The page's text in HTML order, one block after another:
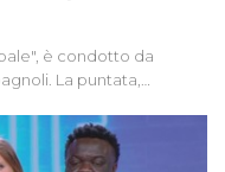
è condotto da
La puntata,
dei sospetti
anni hanno invaso